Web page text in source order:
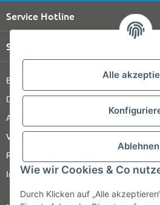
Alle
Ablehnen
Wie wir Cookies & Co
Durch Klicken auf „Alle
Service Hotline
Shop Service
Barrierefreiheitserklärung
Datenschutz
AGB
Versandinformationen
Retour
Impressum